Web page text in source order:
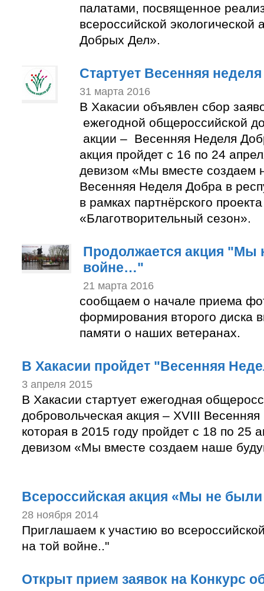
палатами, посвященное
всероссийской
Добрых Дел».
Стартует Весенняя
31 марта 2016
В Хакасии объявлен сбор
ежегодной общероссийской
акции – Весенняя Неделя
акция пройдет с 16 по 24
девизом «Мы вместе
Весенняя Неделя Добра в
в рамках партнёрского проекта
«Благотворительный сезон».
Продолжается акция "Мы
войне…"
21 марта 2016
сообщаем о начале приема
формирования второго диска
памяти о наших ветеранах.
В Хакасии пройдет "Весенняя
3 апреля 2015
В Хакасии стартует ежегодная
добровольческая акция – XVIII
которая в 2015 году пройдет с 18 по 25
девизом «Мы вместе создаем наше
Всероссийская акция «Мы не
28 ноября 2014
Приглашаем к участию во
на той войне.."
Открыт прием заявок на Конкурс